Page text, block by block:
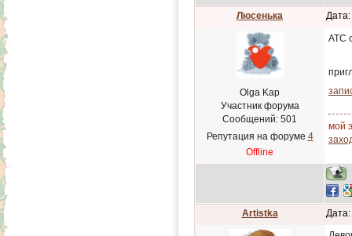
Люсенька
Olga Kap
Участник форума
Сообщений: 501
Репутация на форуме 4
Offline
АТС
мой
Artistka